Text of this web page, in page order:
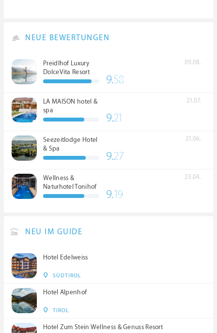
NEUE BEWERTUNGEN
Preidlhof Luxury
DolceVita Resort
*****
09.08.
9.58
LA MAISON hotel &
spa
21.07.
9.21
Seezeitlodge Hotel
& Spa
21.06.
9.27
Wellness &
Naturhotel Tonihof
****S
23.04.
9.19
NEU IM GUIDE
Hotel Edelweiss
SÜDTIROL
Hotel Alpenhof
TIROL
Hotel Zum Stein Wellness & Genuss Resort